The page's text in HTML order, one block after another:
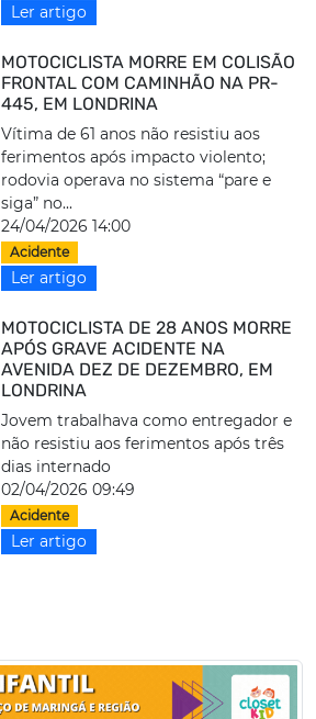
Ler artigo
MOTOCICLISTA MORRE EM COLISÃO
FRONTAL COM CAMINHÃO NA PR-
445, EM LONDRINA
Vítima de 61 anos não resistiu aos
ferimentos após impacto violento;
rodovia operava no sistema “pare e
siga” no...
24/04/2026 14:00
Acidente
Ler artigo
MOTOCICLISTA DE 28 ANOS MORRE
APÓS GRAVE ACIDENTE NA
AVENIDA DEZ DE DEZEMBRO, EM
LONDRINA
Jovem trabalhava como entregador e
não resistiu aos ferimentos após três
dias internado
02/04/2026 09:49
Acidente
Ler artigo